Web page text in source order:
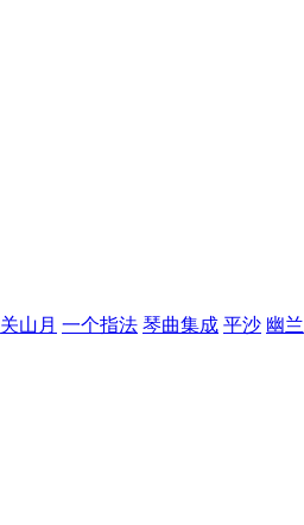
关山月 一个指法 琴曲集成 平沙 幽兰